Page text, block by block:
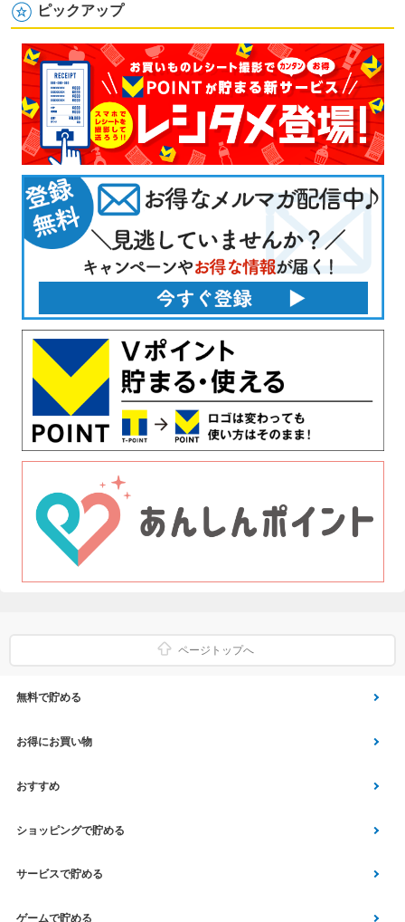
ピックアップ
ページトップへ
無料で貯める
ゲーム
Vアンケート
アプリ利用
クイズ
スクラッチ
お得にお買い物
Yahoo!ショッピング
Vサンプル
エコなお買い物
Vモニター
おすすめ
Vくじ
チラシ
aruku&
ショッピングで貯める
Yahoo! JAPANサービス
総合・デパート・TV通販
サービスで貯める
マネー･銀行･保険
ゲームで貯める